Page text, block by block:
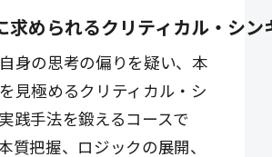
求められるクリティカル・シン
身の思考の偏りを疑い、本
見極めるクリティカル・シ
践手法を鍛えるコースで
質把握、ロジックの展開、